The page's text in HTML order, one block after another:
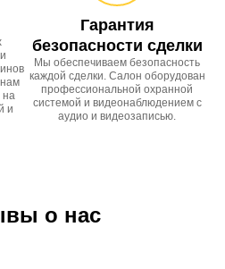
на
и
Гарантия
безопасности сделки
Мы обеспечиваем безопасность
каждой сделки. Салон оборудован
профессиональной охранной
системой и видеонаблюдением с
аудио и видеозаписью.
о нас